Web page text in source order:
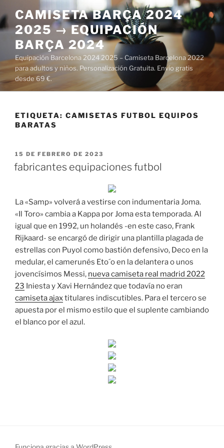
al
contenido
CAMISETA BARÇA 2024
2025 → EQUIPACIÓN
BARÇA 2024
Equipación Barcelona 2024 2025 – Camiseta Barcelona 2022
para adultos y niños. Personalización Gratuita. Envío gratis
desde 69 €.
ETIQUETA: CAMISETAS FUTBOL EQUIPOS
BARATAS
PUBLICADO
EL
15 DE FEBRERO DE 2023
fabricantes equipaciones futbol
La «Samp» volverá a vestirse con indumentaria Joma.
«Il Toro» cambia a Kappa por Joma esta temporada. Al
igual que en 1992, un holandés -en este caso, Frank
Rijkaard- se encargó de dirigir una plantilla plagada de
estrellas con Puyol como bastión defensivo, Deco en la
medular, el camerunés Eto´o en la delantera o unos
jovencísimos Messi, nueva camiseta real madrid 2022
23 Iniesta y Xavi Hernández que todavía no eran
camiseta ajaxtitulares indiscutibles. Para el tercero se
apuesta por el mismo estilo que el suplente cambiando
el blanco por el azul.